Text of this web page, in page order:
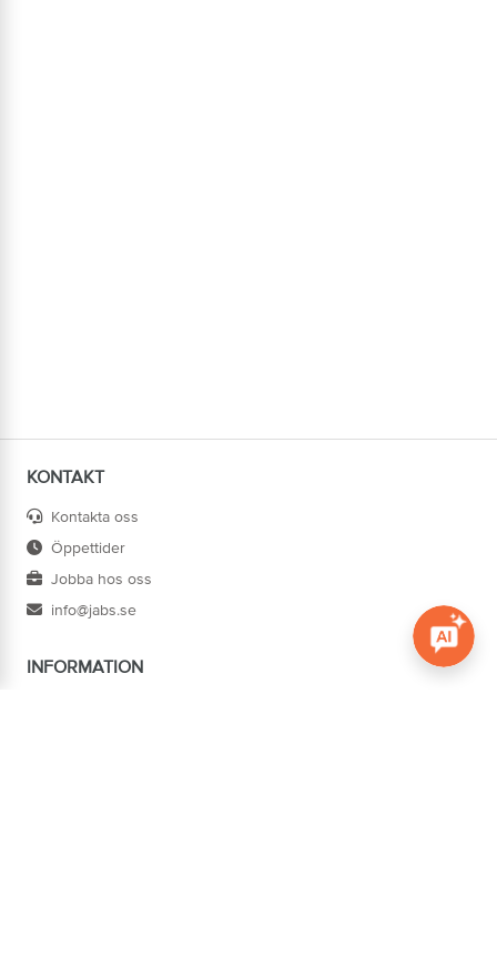
KONTAKT
Kontakta oss
Öppettider
Jobba hos oss
info@jabs.se
INFORMATION